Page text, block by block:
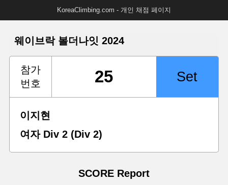
KoreaClimbing.com - 개인 채점 페이지
웨이브락 볼더나잇 2024
참가
번호
이지현
여자 Div 2 (Div 2)
SCORE Report